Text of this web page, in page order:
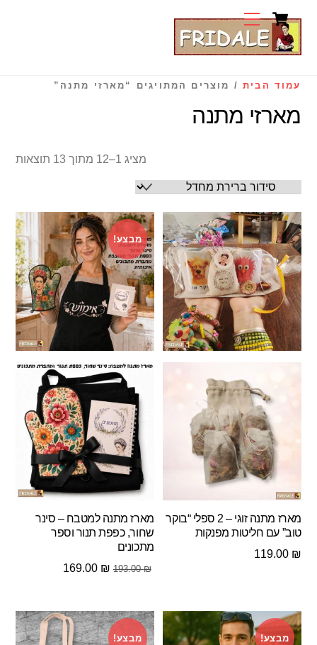
content
MenuCart
עמוד הבית / מוצרים המתויגים “מארזי מתנה”
מארזי מתנה
מציג 1–12 מתוך 13 תוצאות
מארז מתנה זוגי – 2 ספלי “בוקר
טוב” עם חליטות מפנקות
119.00 ₪
מבצע!
מארז מתנה למטבח – סינר
שחור, כפפת תנור וספר
מתכונים
193.00₪
המחיר
193.00 ₪.
169.00 ₪
169.00 ₪.
מבצע! מבצע!